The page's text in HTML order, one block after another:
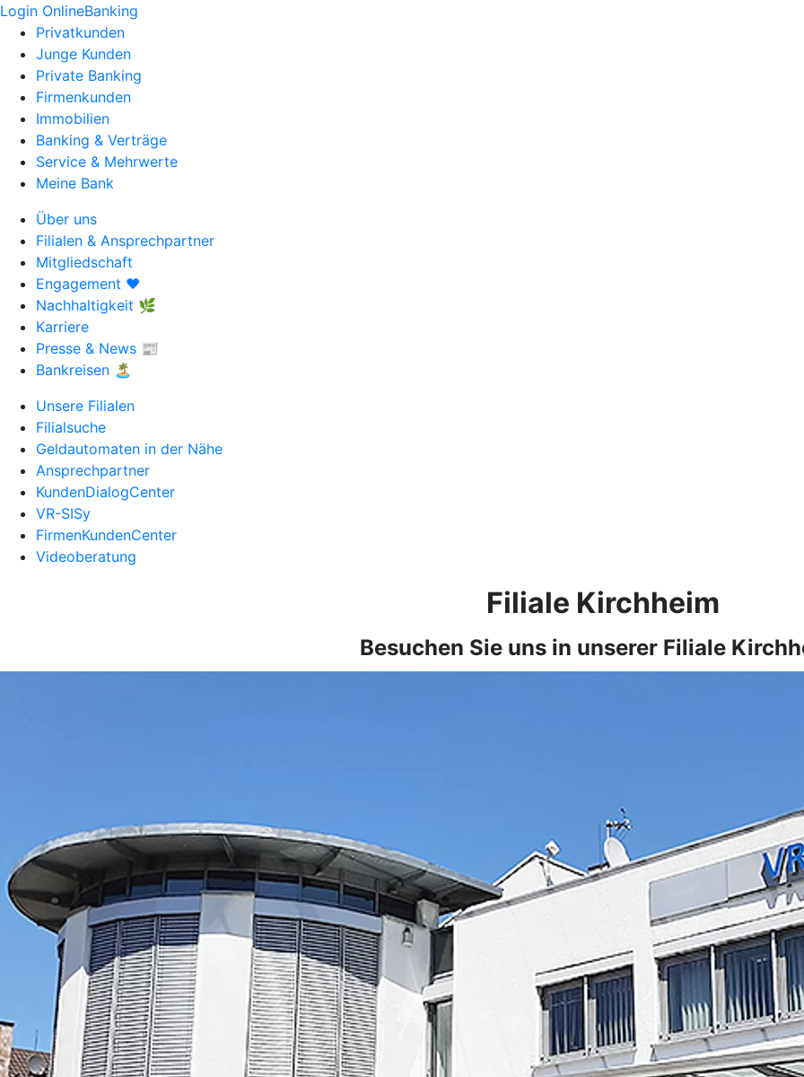
Login OnlineBanking
Privatkunden
Junge Kunden
Private Banking
Firmenkunden
Immobilien
Banking & Verträge
Service & Mehrwerte
Meine Bank
Über uns
Filialen & Ansprechpartner
Mitgliedschaft
Engagement ❤️
Nachhaltigkeit 🌿
Karriere
Presse & News 📰
Bankreisen 🏝️
Unsere Filialen
Filialsuche
Geldautomaten in der Nähe
Ansprechpartner
KundenDialogCenter
VR-SISy
FirmenKundenCenter
Videoberatung
Filiale Kirchheim
Besuchen Sie uns in unserer Filiale